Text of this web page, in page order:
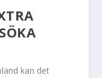
kan det